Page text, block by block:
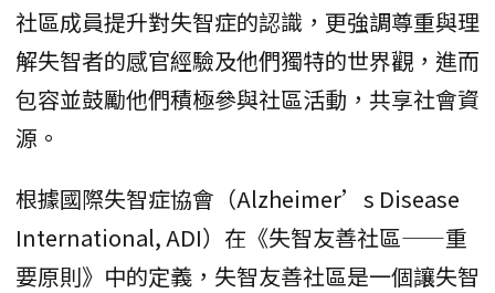
社區成員提升對失智症的認識，更強調尊重與理
解失智者的感官經驗及他們獨特的世界觀，進而
包容並鼓勵他們積極參與社區活動，共享社會資
源。
根據國際失智症協會（Alzheimer’s Disease
International, ADI）在《失智友善社區——重
要原則》中的定義，失智友善社區是一個讓失智